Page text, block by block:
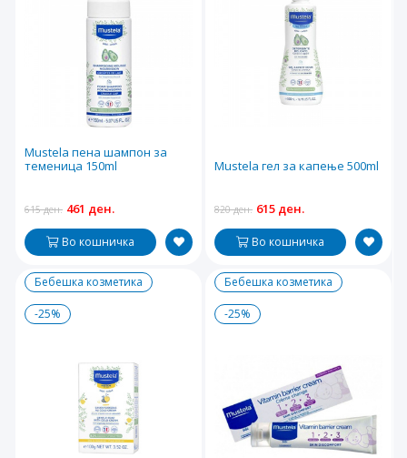
Mustela пена шампон за
теменица 150ml
615 ден. 461 ден.
Во кошничка
Mustela гел за капење 500ml
820 ден. 615 ден.
Во кошничка
Бебешка козметика
-25%
Бебешка козметика
-25%